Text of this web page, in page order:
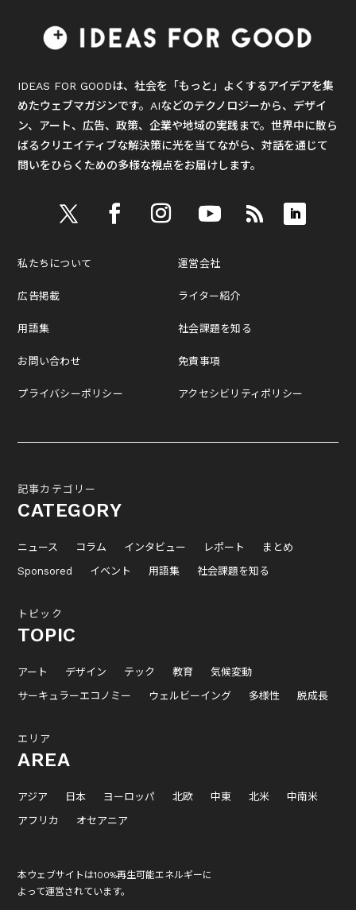
IDEAS FOR GOODは、社会を「もっと」よくするアイデアを集
めたウェブマガジンです。AIなどのテクノロジーから、デザイ
ン、アート、広告、政策、企業や地域の実践まで。世界中に散ら
ばるクリエイティブな解決策に光を当てながら、対話を通じて
問いをひらくための多様な視点をお届けします。
私たちについて
広告掲載
用語集
お問い合わせ
プライバシーポリシー
運営会社
ライター紹介
社会課題を知る
免責事項
アクセシビリティポリシー
記事カテゴリー
CATEGORY
ニュース コラム インタビュー レポート
まとめ
Sponsored
イベント 用語集 社会課題を知る
トピック
TOPIC
アート デザイン テック 教育
気候変動
サーキュラーエコノミー
ウェルビーイング 多様性 脱成長
エリア
AREA
アジア 日本 ヨーロッパ 北欧 中東 北米
中南米
アフリカ
オセアニア
本ウェブサイトは100%再生可能エネルギーに
よって運営されています。